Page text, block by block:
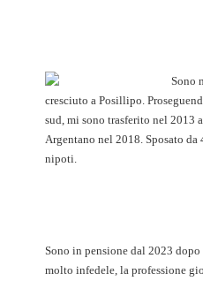
Sono
cresciuto a Posillipo.
sud, mi sono trasferito nel 2013
Argentano nel 2018. Sposato
nipoti.
Sono in pensione dal 2023
molto infedele, la professione